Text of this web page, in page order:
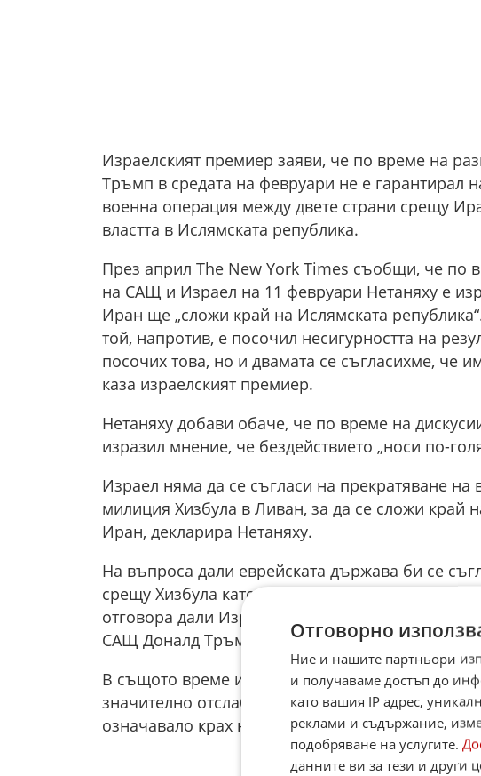
Израелският премиер заяви, че по време на
Тръмп в средата на февруари не е гарантирал
военна операция между двете страни срещу
властта в Ислямската република.
През април The New York Times съобщи, че по
на САЩ и Израел на 11 февруари Нетаняху е
Иран ще „сложи край на Ислямската
той, напротив, е посочил несигурността на
посочих това, но и двамата се съгласихме, че
каза израелският премиер.
Нетаняху добави обаче, че по време на
изразил мнение, че бездействието „носи по-
Израел няма да се съгласи на прекратяване на
милиция Хизбула в Ливан, за да се сложи край
Иран, декларира Нетаняху.
На въпроса дали еврейската държава би се
срещу Хизбула като част от сделката с Иран,
отговора дали Израел би се съгласил да
САЩ Доналд Тръмп го поиска.
В същото време израелският премиер изрази
значително отслабен или ако има радикална
означавало крах на Хизбула, Хамас и
Отговорно
Ние и нашите партньори
и получаваме достъп до
като вашия IP адрес,
реклами и съдържание,
подобряване на услугите.
данните ви за тези и други